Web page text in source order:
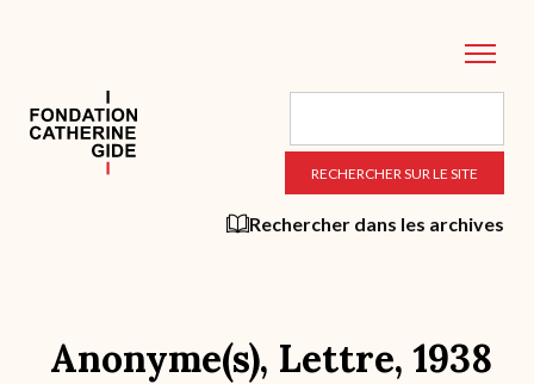
principal
Rechercher dans les archives
Anonyme(s), Lettre, 1938